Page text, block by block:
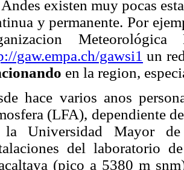
existen muy pocas
y permanente. Por
gaw.empa.ch/gawsi1 un
en la region,
hace varios anos
(LFA), dependiente
la Universidad Mayor
del laboratorio
(pico a 5380 m